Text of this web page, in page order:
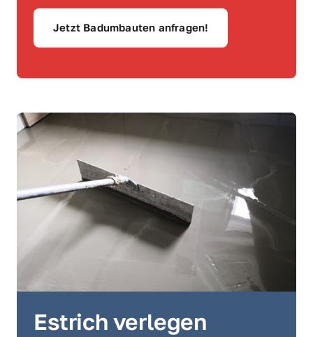
Jetzt Badumbauten anfragen!
Estrich verlegen